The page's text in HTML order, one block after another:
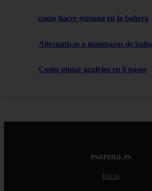
como hacer espuma en la bañera
Alternativas a mamparas de baño
Como pintar azulejos en 6 pasos
esarena.es
Inicio